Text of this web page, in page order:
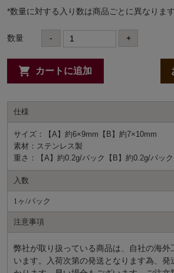
*数量に対する⼊り数は商品ごとに異なります
数量 - +
カートに追加
仕様
サイズ：【A】約6×9mm【B】約7×10mm
素材：ステンレス製
重さ：【A】約0.2g/パック【B】約0.2g/パック
入数
1ヶ/パック
注意事項
弊社が取り扱っている商品は、自社の海外
います。入荷次第の発送となります為、発